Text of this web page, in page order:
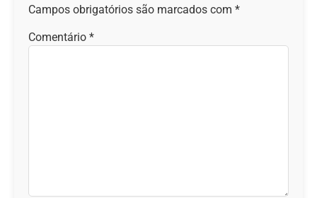
Campos obrigatórios são marcados com *
Comentário *